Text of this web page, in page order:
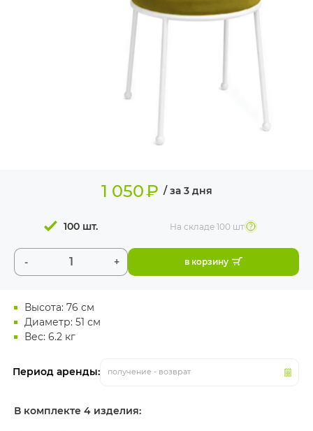
Высота: 76 см
Диаметр: 51 см
Вес: 6.2 кг
Период аренды: получение - возврат
1 050₽ / за 3 дня
- +
100 шт. На складе100 шт
в корзину
В комплекте 4 изделия: